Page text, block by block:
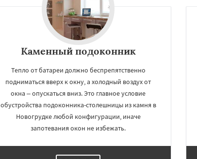
Каменный подоконник
Тепло от батареи должно беспрепятственно
подниматься вверх к окну, а холодный воздух от
окна – опускаться вниз. Это главное условие
обустройства подоконника-столешницы из камня в
Новогрудке любой конфигурации, иначе
запотевания окон не избежать.